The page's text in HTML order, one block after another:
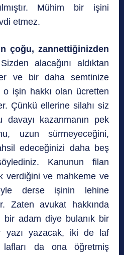
Mühim bir işini
etmez.
çoğu, zannettiğinizden
Sizden alacağını aldıktan
ve bir daha semtinize
işin hakkı olan ücretten
Çünkü ellerine silahı siz
davayı kazanmanın pek
uzun sürmeyeceğini,
edeceğinizi daha beş
Kanunun filan
verdiğini ve mahkeme ve
derse işinin lehine
Zaten avukat hakkında
bir adam diye bulanık bir
yazı yazacak, iki de laf
lafları da ona öğretmiş